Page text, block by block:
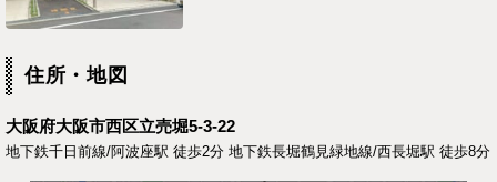
住所・地図
大阪府大阪市西区立売堀5-3-22
地下鉄千日前線/阿波座駅 徒歩2分 地下鉄長堀鶴見緑地線/西長堀駅 徒歩8分